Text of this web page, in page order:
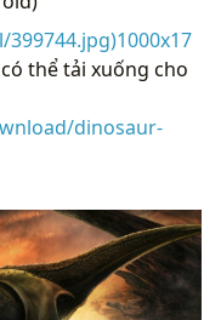
thể tải xuống cho
dinosaur-